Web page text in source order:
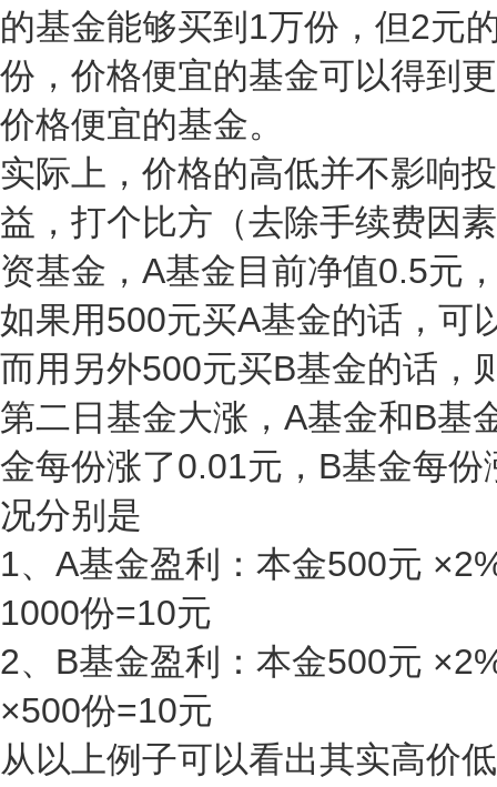
的基金能够买到1万份，但2元
份，价格便宜的基金可以得到
价格便宜的基金。
实际上，价格的高低并不影响
益，打个比方（去除手续费因
资基金，A基金目前净值0.5元
如果用500元买A基金的话，可
而用另外500元买B基金的话，
第二日基金大涨，A基金和B基
金每份涨了0.01元，B基金每
况分别是
1、A基金盈利：本金500元
1000份=10元
2、B基金盈利：本金500元
×500份=10元
从以上例子可以看出其实高价